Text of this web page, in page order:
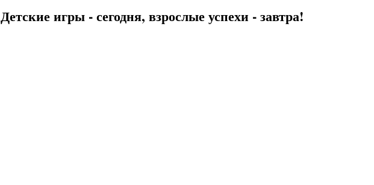
Детские игры - сегодня, взрослые успехи - завтра!